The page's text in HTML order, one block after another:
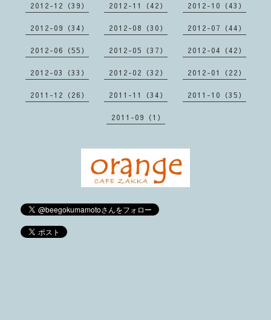
2012-12（39） 2012-11（42） 2012-10（43）
2012-09（34） 2012-08（30） 2012-07（44）
2012-06（55） 2012-05（37） 2012-04（42）
2012-03（33） 2012-02（32） 2012-01（22）
2011-12（26） 2011-11（34） 2011-10（35）
2011-09（1）